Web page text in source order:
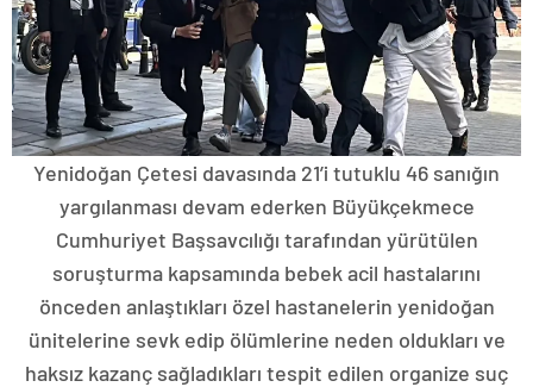
Yenidoğan Çetesi davasında 21’i tutuklu 46 sanığın
yargılanması devam ederken Büyükçekmece
Cumhuriyet Başsavcılığı tarafından yürütülen
soruşturma kapsamında bebek acil hastalarını
önceden anlaştıkları özel hastanelerin yenidoğan
ünitelerine sevk edip ölümlerine neden oldukları ve
haksız kazanç sağladıkları tespit edilen organize suç